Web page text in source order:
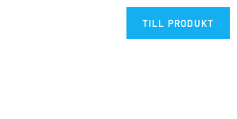
TILL PRODUKT